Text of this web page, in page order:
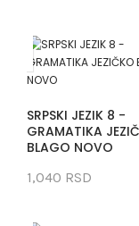
SRPSKI JEZIK 8 -
GRAMATIKA
BLAGO NOVO
1,040 RSD